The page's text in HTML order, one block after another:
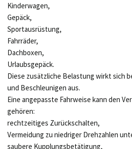
Kinderwagen,
Gepäck,
Sportausrüstung,
Fahrräder,
Dachboxen,
Urlaubsgepäck.
Diese zusätzliche Belastung wirkt sich
und Beschleunigen aus.
Eine angepasste Fahrweise kann den
gehören:
rechtzeitiges Zurückschalten,
Vermeidung zu niedriger Drehzahlen
saubere Kupplungsbetätigung,